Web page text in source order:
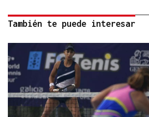
También te puede interesar